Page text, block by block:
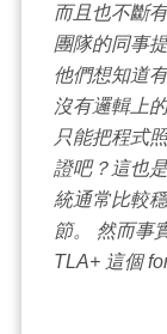
而且也不斷
團隊的同事
他們想知道
沒有邏輯上
只能把程式
證吧？這也
統通常比較
節。 然而事
TLA+ 這個